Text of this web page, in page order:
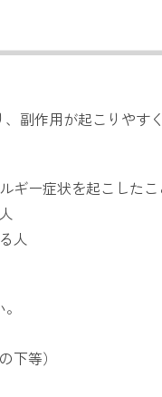
副作用が起こりやす
ギー症状を起こしたこ
人
下等）